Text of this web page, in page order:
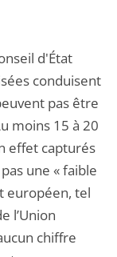
d'État
conduisent
pas être
moins 15 à 20
effet capturés
une « faible
européen, tel
l’Union
chiffre